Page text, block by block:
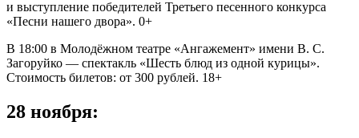
и выступление победителей Третьего песенного конкурса
«Песни нашего двора». 0+
В 18:00 в Молодёжном театре «Ангажемент» имени В. С.
Загоруйко — спектакль «Шесть блюд из одной курицы».
Стоимость билетов: от 300 рублей. 18+
28 ноября: